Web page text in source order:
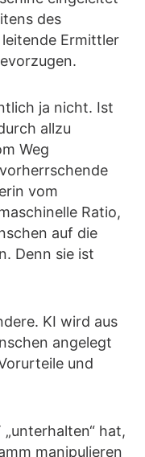
des
Ermittler
ja nicht. Ist
allzu
Weg
vom
Ratio,
auf die
Denn sie ist
KI wird aus
angelegt
und
hat,
manipulieren